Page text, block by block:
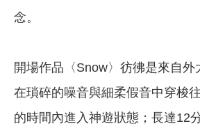
念。
開場作品〈Snow〉彷彿是來自外
在瑣碎的噪音與細柔假音中穿梭
的時間內進入神遊狀態；長達12